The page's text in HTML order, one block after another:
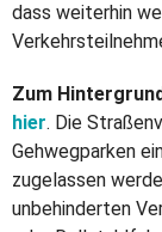
dass weiterhin
Zum
hier. Die
Gehwegparken
zugelassen
unbehinderten